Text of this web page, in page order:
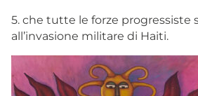
5. che tutte le forze progressiste
all’invasione militare di Haiti.